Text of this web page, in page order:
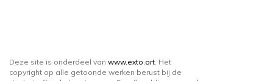
Deze site is onderdeel van www.exto.art. Het
copyright op alle getoonde werken berust bij de